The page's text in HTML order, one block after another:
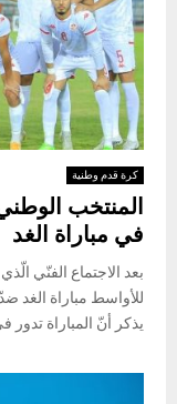
كرة قدم وطنية
المنتخب
في مباراة الغد
بعد الاجتماع الفنّي
للأواسط مباراة الغد
يذكر أنّ المباراة تدور